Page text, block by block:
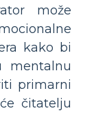
može
kako bi
mentalnu
primarni
čitatelju